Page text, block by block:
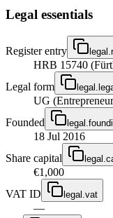
Legal essentials
Register entry
HRB 15740
Legal form
UG
Founded
18 Jul 2016
Share capital
€1,000
VAT ID
legal.vat
—